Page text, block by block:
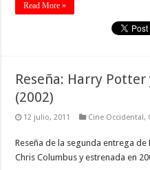
Read More »
Reseña: Harry
(2002)
12 julio, 2011 Cine Occidental,
Reseña de la segunda entrega
Chris Columbus y estrenada en